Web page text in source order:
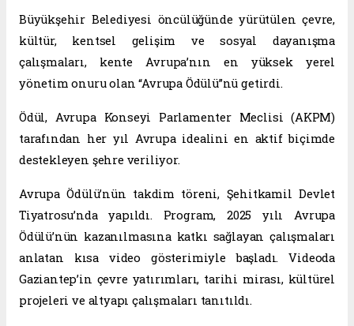
Büyükşehir Belediyesi öncülüğünde yürütülen çevre,
kültür, kentsel gelişim ve sosyal dayanışma
çalışmaları, kente Avrupa’nın en yüksek yerel
yönetim onuru olan “Avrupa Ödülü”nü getirdi.
Ödül, Avrupa Konseyi Parlamenter Meclisi (AKPM)
tarafından her yıl Avrupa idealini en aktif biçimde
destekleyen şehre veriliyor.
Avrupa Ödülü’nün takdim töreni, Şehitkamil Devlet
Tiyatrosu’nda yapıldı. Program, 2025 yılı Avrupa
Ödülü’nün kazanılmasına katkı sağlayan çalışmaları
anlatan kısa video gösterimiyle başladı. Videoda
Gaziantep’in çevre yatırımları, tarihi mirası, kültürel
projeleri ve altyapı çalışmaları tanıtıldı.